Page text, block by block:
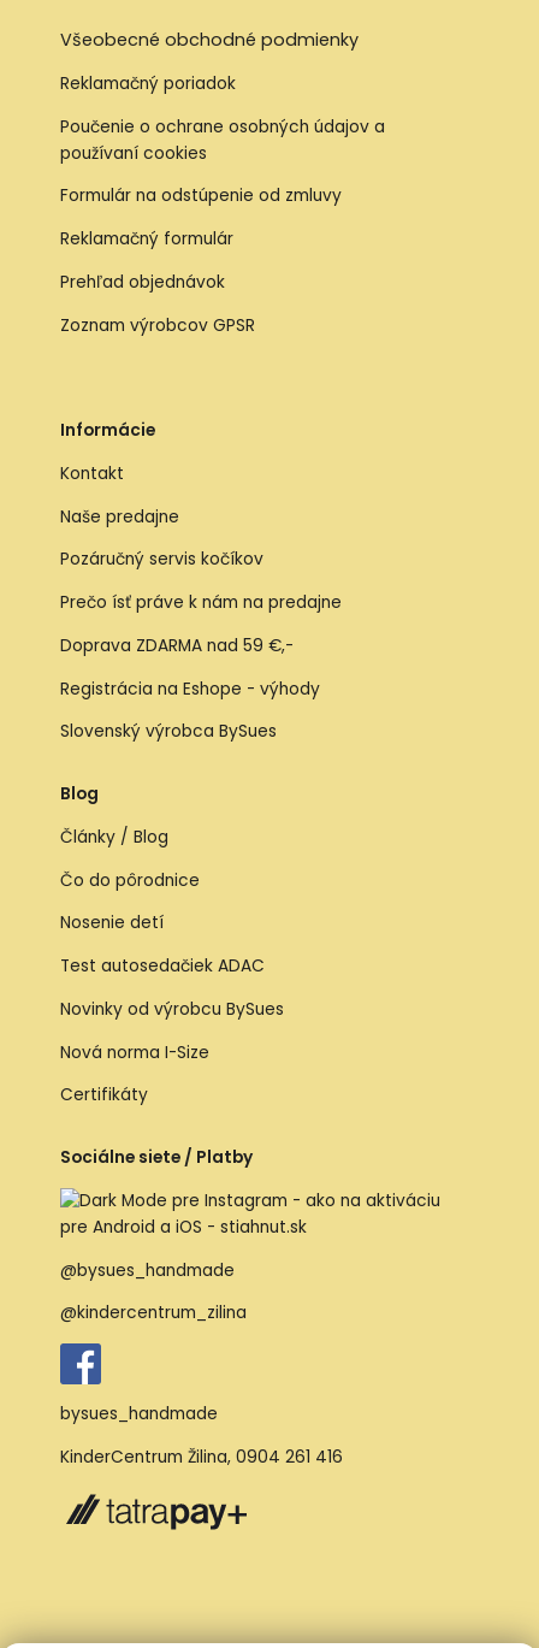
Všeobecné obchodné podmienky
Reklamačný poriadok
Poučenie o ochrane osobných údajov a
používaní cookies
Formulár na odstúpenie od zmluvy
Reklamačný formulár
Prehľad objednávok
Zoznam výrobcov GPSR
Informácie
Kontakt
Naše predajne
Pozáručný servis kočíkov
Prečo ísť práve k nám na predajne
Doprava ZDARMA nad 59 €,-
Registrácia na Eshope - výhody
Slovenský výrobca BySues
Blog
Články / Blog
Čo do pôrodnice
Nosenie detí
Test autosedačiek ADAC
Novinky od výrobcu BySues
Nová norma I-Size
Certifikáty
Sociálne siete / Platby
@bysues_handmade
@kindercentrum_zilina
bysues_handmade
KinderCentrum Žilina, 0904 261 416